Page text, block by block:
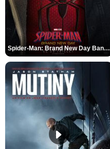
Spider-Man: Brand New Day Bande-annonce VO STFR